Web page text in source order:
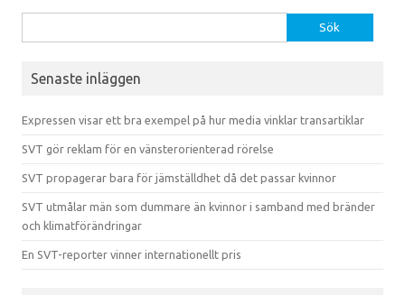
Senaste inläggen
Expressen visar ett bra exempel på hur media vinklar transartiklar
SVT gör reklam för en vänsterorienterad rörelse
SVT propagerar bara för jämställdhet då det passar kvinnor
SVT utmålar män som dummare än kvinnor i samband med bränder
och klimatförändringar
En SVT-reporter vinner internationellt pris